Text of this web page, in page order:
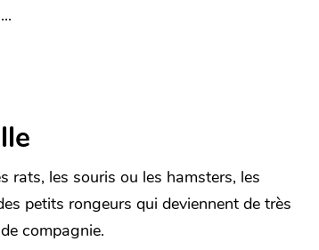
rats, les souris ou les hamsters, les
petits rongeurs qui deviennent de très
compagnie.